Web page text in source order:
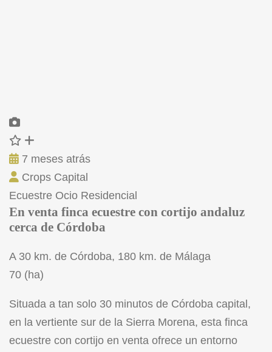
7 meses atrás
Crops Capital
Ecuestre Ocio Residencial
En venta finca ecuestre con cortijo andaluz
cerca de Córdoba
A 30 km. de Córdoba, 180 km. de Málaga
70 (ha)
Situada a tan solo 30 minutos de Córdoba capital,
en la vertiente sur de la Sierra Morena, esta finca
ecuestre con cortijo en venta ofrece un entorno